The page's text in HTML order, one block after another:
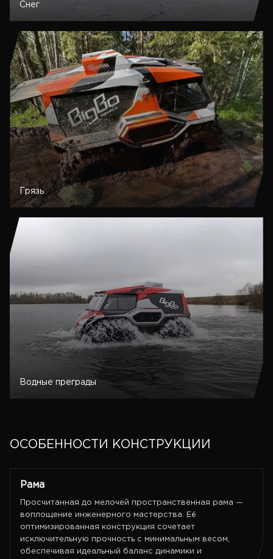
Снег
Грязь
Водные преграды
ОСОБЕННОСТИ КОНСТРУКЦИИ
Рама
Просчитанная до мелочей пространственная рама —
воплощение инженерного мастерства. Её
оптимизированная конструкция сочетает
исключительную прочность с минимальным весом,
обеспечивая идеальный баланс динамики и